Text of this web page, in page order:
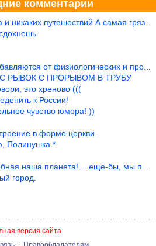
комментарии
путешествий А самая грязная в от
от физиологических и прочих отходо
РЫВОК С ПРОРЫВОМ В ТРУБУ
это хреново (((
к России!
чувство юмора! ))
в форме церкви.
Полинушка *
наша планета!… еще-бы, мы понимали это…
город.
версия сайта